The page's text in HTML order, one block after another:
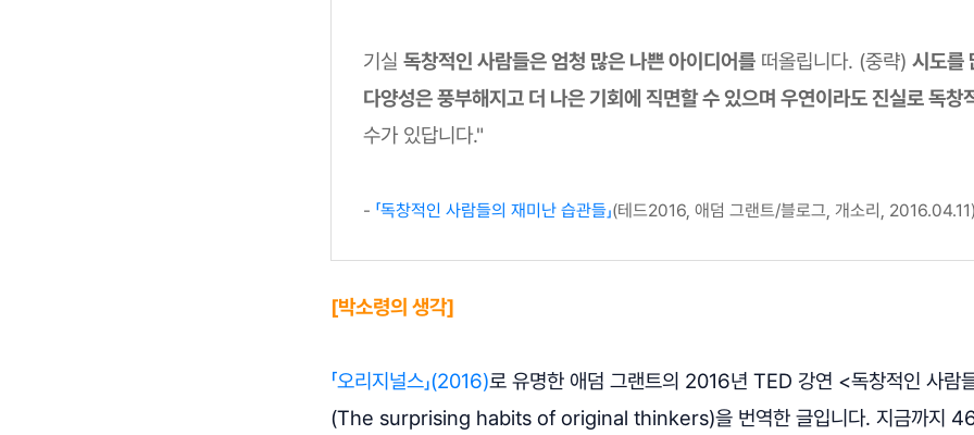
기실 독창적인 사람들은 엄청 많은 나쁜 아이디어를 떠올립니다. (중략) 시도를
다양성은 풍부해지고 더 나은 기회에 직면할 수 있으며 우연이라도 진실로 독창
수가 있답니다."
- 「독창적인 사람들의 재미난 습관들」(테드2016, 애덤 그랜트/블로그, 개소리, 2016.04.11)
[박소령의 생각]
「오리지널스」(2016)로 유명한 애덤 그랜트의 2016년 TED 강연 <독창적인 사람
(The surprising habits of original thinkers)을 번역한 글입니다. 지금까지